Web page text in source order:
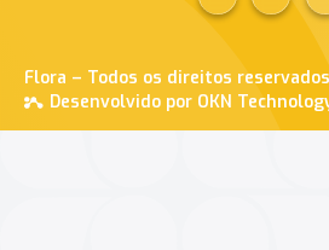
Flora – Todos os direitos
Desenvolvido por OKN